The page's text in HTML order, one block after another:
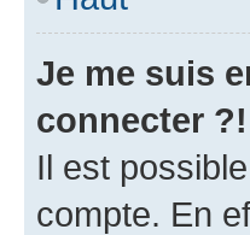
Je me suis
connecter ?!
Il est
compte. En